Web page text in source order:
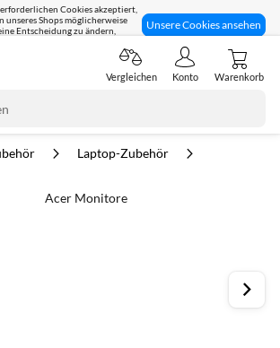
Cookies akzeptiert,
Shops möglicherweise
Entscheidung zu ändern,
Unsere Cookies ansehen
Seit 8 Jahren für dich da!
Vergleichen Konto Warenkorb
Laptop-Zubehör